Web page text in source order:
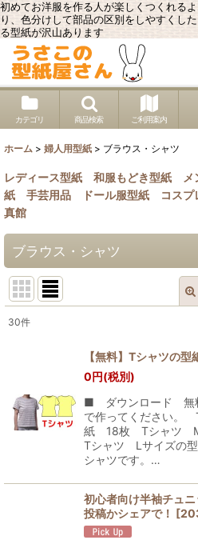
初めてお洋服を作る人が楽しくつくれる
り、色分けして部品の区別をしやすくし
る型紙が沢山あります
カテゴリ 商品検索 ご利用案内
ホーム > 婦人用型紙 > ブラウス・シャツ
レディース型紙 和服もどき型紙
紙
手芸用品 ドール服型紙 コスプ
真館
ブラウス・シャツ
絞り込
30件
【無料】Tシャツの型
0円(税別)
■ ダウンロード 無
で作ってください。
紙 18枚 Tシャツ
Tシャツ Lサイズの
シャツです。…
初心者向け半袖チュ
投稿かシェアで！ [